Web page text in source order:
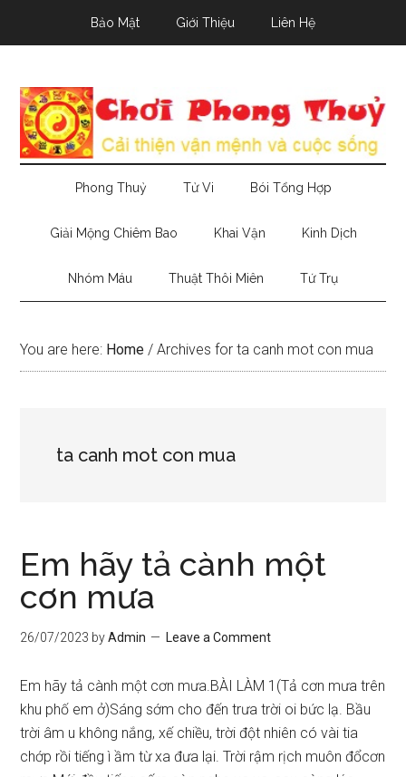
Bảo Mật Giới Thiệu Liên Hệ
Phong Thuỷ Tử Vi Bói Tổng Hợp
Giải Mộng Chiêm Bao Khai Vận Kinh Dịch
Nhóm Máu Thuật Thôi Miên Tứ Trụ
You are here: Home / Archives for ta canh mot con mua
ta canh mot con mua
Em hãy tả cành một
cơn mưa
26/07/2023 byAdmin Leave a Comment
Em hãy tả cành một cơn mưa.BÀI LÀM 1(Tả cơn mưa trên
khu phố em ở)Sáng sớm cho đến trưa trời oi bức lạ. Bầu
trời âm u không nắng, xế chiều, trời đột nhiên có vài tia
chớp rồi tiếng ì ầm từ xa đưa lại. Trời rậm rịch muôn đổcơn